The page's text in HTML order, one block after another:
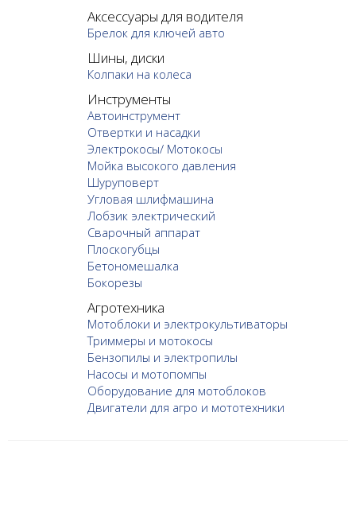
Аксессуары для водителя
Брелок для ключей авто
Шины, диски
Колпаки на колеса
Инструменты
Автоинструмент
Отвертки и насадки
Электрокосы/ Мотокосы
Мойка высокого давления
Шуруповерт
Угловая шлифмашина
Лобзик электрический
Сварочный аппарат
Плоскогубцы
Бетономешалка
Бокорезы
Агротехника
Мотоблоки и электрокультиваторы
Триммеры и мотокосы
Бензопилы и электропилы
Насосы и мотопомпы
Оборудование для мотоблоков
Двигатели для агро и мототехники